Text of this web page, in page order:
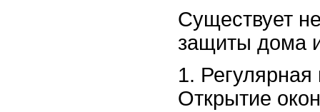
Существует
защиты дома
1.
Открытие